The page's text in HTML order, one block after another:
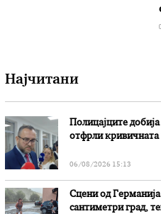
Најчитани
Полицајците
отфрли кривичната
06/08/2026 15:13
Сцени од
сантиметри град,